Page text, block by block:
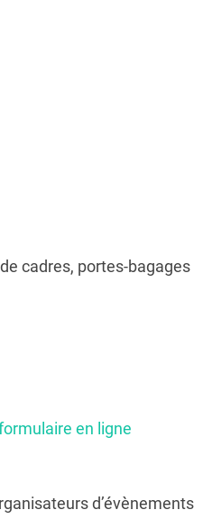
cadres, portes-bagages
en ligne
d’évènements